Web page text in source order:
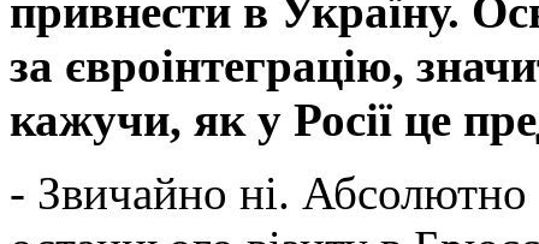
привнести в Україну.
за євроінтеграцію,
кажучи, як у Росії це
- Звичайно ні.